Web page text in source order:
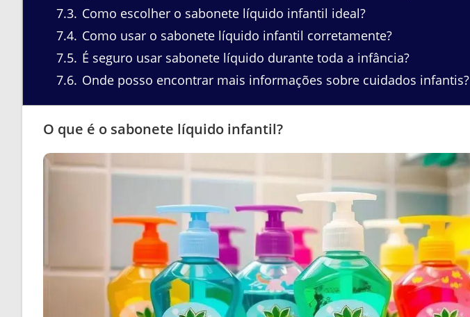
7.3 Como escolher o sabonete líquido infantil ideal?
7.4 Como usar o sabonete líquido infantil corretamente?
7.5 É seguro usar sabonete líquido durante toda a infância?
7.6 Onde posso encontrar mais informações sobre cuidados infantis?
O que é o sabonete líquido infantil?